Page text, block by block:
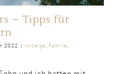
– Tipps für
2022 | Anzeige, Familie,